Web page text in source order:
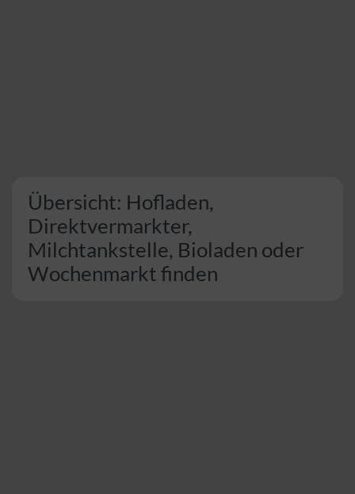
Übersicht: Hofladen,
Direktvermarkter,
Milchtankstelle, Bioladen oder
Wochenmarkt finden